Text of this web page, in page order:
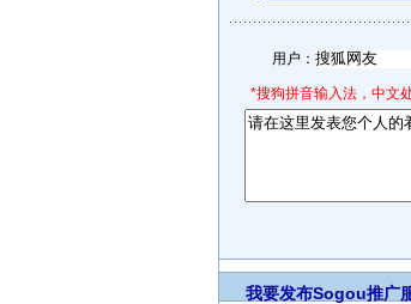
用户：
*搜狗拼音输入法，中文
我要发布Sogou推广